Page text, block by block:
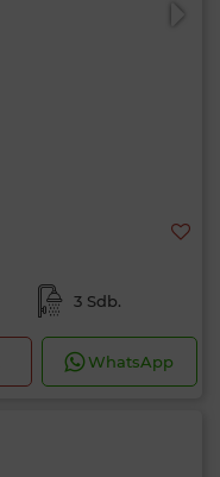
3 Sdb.
WhatsApp